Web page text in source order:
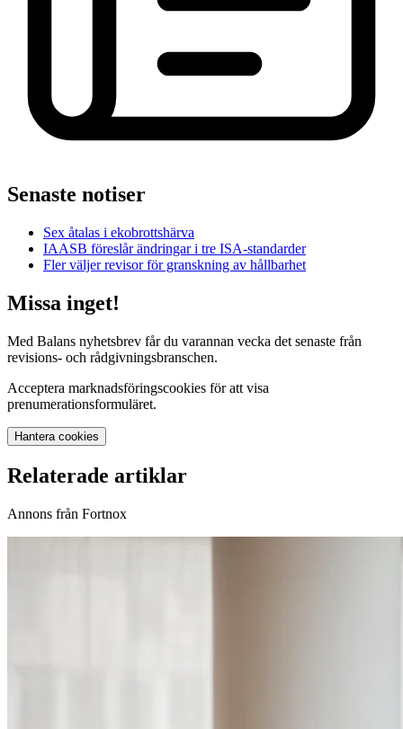
Senaste notiser
Sex åtalas i ekobrottshärva
IAASB föreslår ändringar i tre ISA-standarder
Fler väljer revisor för granskning av hållbarhet
Missa inget!
Med Balans nyhetsbrev får du varannan vecka det senaste från
revisions- och rådgivningsbranschen.
Acceptera marknadsföringscookies för att visa
prenumerationsformuläret.
Hantera cookies
Relaterade artiklar
Annons från Fortnox